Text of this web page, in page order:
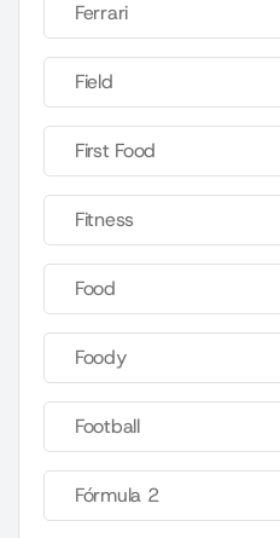
Ferrari
Field
First Food
Fitness
Food
Foody
Football
Fórmula 2